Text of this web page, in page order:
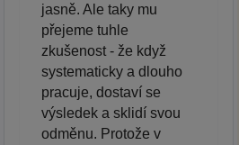
jasně. Ale taky mu
přejeme tuhle
zkušenost - že když
systematicky a dlouho
pracuje, dostaví se
výsledek a sklidí svou
odměnu. Protože v